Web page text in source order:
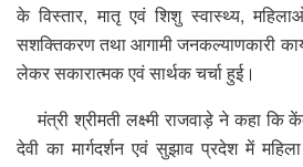
के विस्तार, मातृ एवं शिशु स्वास्थ्य,
सशक्तिकरण तथा आगामी जनकल्याणकारी
लेकर सकारात्मक एवं सार्थक चर्चा हुई।
मंत्री श्रीमती लक्ष्मी राजवाड़े ने कहा कि
देवी का मार्गदर्शन एवं सुझाव प्रदेश में